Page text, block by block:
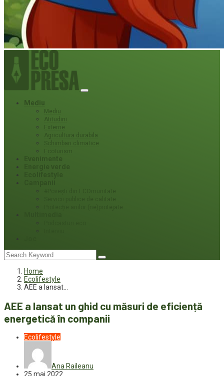
Mediu
Mediu
Atitudini
Externe
Agricultura durabila
Schimbari climatice
Ecoturism
Home
Ecolifestyle
AEE a lansat…
AEE a lansat un ghid cu măsuri de eficiență
energetică în companii
Ecolifestyle
Ana Raileanu
25 mai 2022